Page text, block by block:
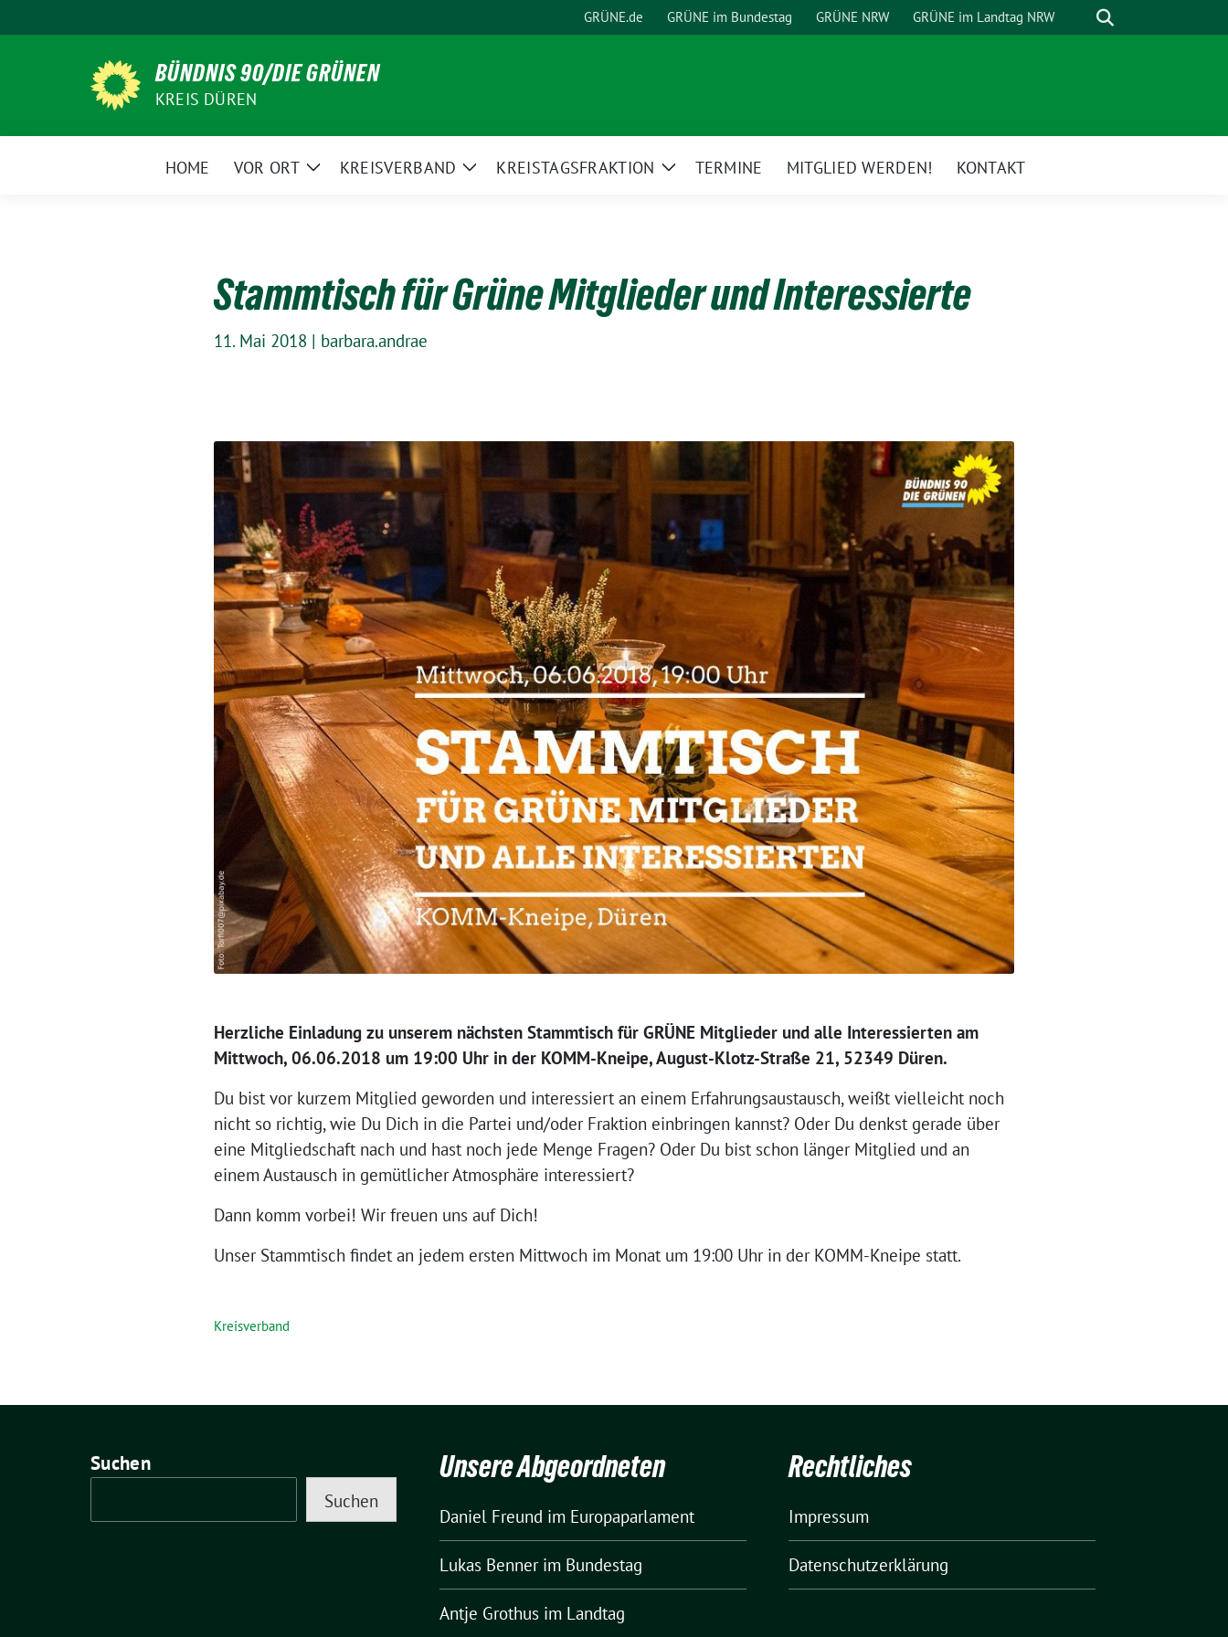
zum
GRÜNE.de GRÜNE im Bundestag GRÜNE NRW GRÜNE im Landtag NRW Suche
BÜNDNIS 90/DIE GRÜNEN
KREIS DÜREN
HOME VOR ORT
ZeigeKREISVERBAND
ZeigeKREISTAGSFRAKTION
ZeigeTERMINE MITGLIED WERDEN! KONTAKT
Stammtisch für Grüne Mitglieder und Interessierte
11. Mai 2018 | barbara.andrae
Herzliche Einladung zu unserem nächsten Stammtisch für GRÜNE Mitglieder und alle Interessierten am
Mittwoch, 06.06.2018 um 19:00 Uhr in der KOMM-Kneipe, August-Klotz-Straße 21, 52349 Düren.
Du bist vor kurzem Mitglied geworden und interessiert an einem Erfahrungsaustausch, weißt vielleicht noch
nicht so richtig, wie Du Dich in die Partei und/oder Fraktion einbringen kannst? Oder Du denkst gerade über
eine Mitgliedschaft nach und hast noch jede Menge Fragen? Oder Du bist schon länger Mitglied und an
einem Austausch in gemütlicher Atmosphäre interessiert?
Dann komm vorbei! Wir freuen uns auf Dich!
Unser Stammtisch findet an jedem ersten Mittwoch im Monat um 19:00 Uhr in der KOMM-Kneipe statt.
Kreisverband
Suchen
Suchen
Unsere Abgeordneten
Daniel Freund im Europaparlament
Lukas Bennerim Bundestag
Antje Grothus im Landtag
Rechtliches
Impressum
Datenschutzerklärung